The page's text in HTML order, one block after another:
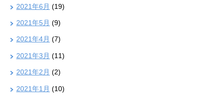
2021年6月 (19)
2021年5月 (9)
2021年4月 (7)
2021年3月 (11)
2021年2月 (2)
2021年1月 (10)